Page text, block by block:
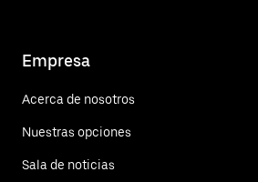
Empresa
Acerca de nosotros
Nuestras opciones
Sala de noticias